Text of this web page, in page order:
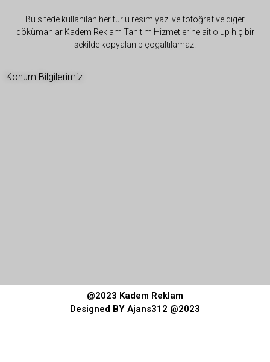
Bu sitede kullanılan her türlü resim yazı ve fotoğraf ve diger
dökümanlar Kadem Reklam Tanıtım Hizmetlerine ait olup hiç bir
şekilde kopyalanıp çogaltılamaz.
Konum Bilgilerimiz
@2023 Kadem Reklam
Designed BY Ajans312 @2023